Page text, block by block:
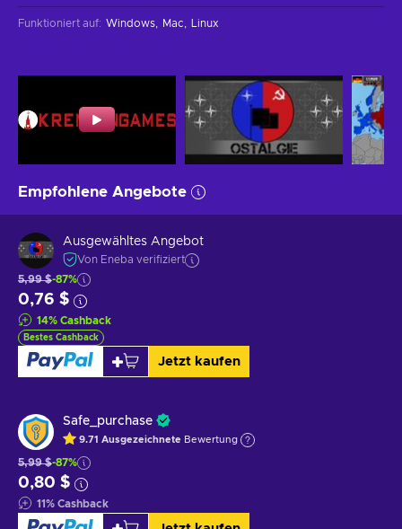
Funktioniert auf: Windows Mac Linux
Empfohlene Angebote
Ausgewähltes Angebot
Von Eneba verifiziert
5,99 $-87%
0,76 $
14% Cashback
Bestes Cashback
Jetzt kaufen
Safe_purchase
9.71 Ausgezeichnete Bewertung
5,99 $-87%
0,80 $
11% Cashback